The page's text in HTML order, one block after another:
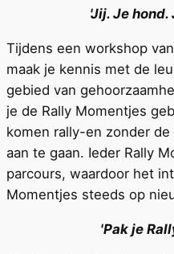
'Jij. Je
Tijdens een workshop
maak je kennis met de
gebied van
je de Rally Momentjes
komen rally-en zonder
aan te gaan. Ieder Rally
parcours, waardoor het
Momentjes steeds op
'Pak je